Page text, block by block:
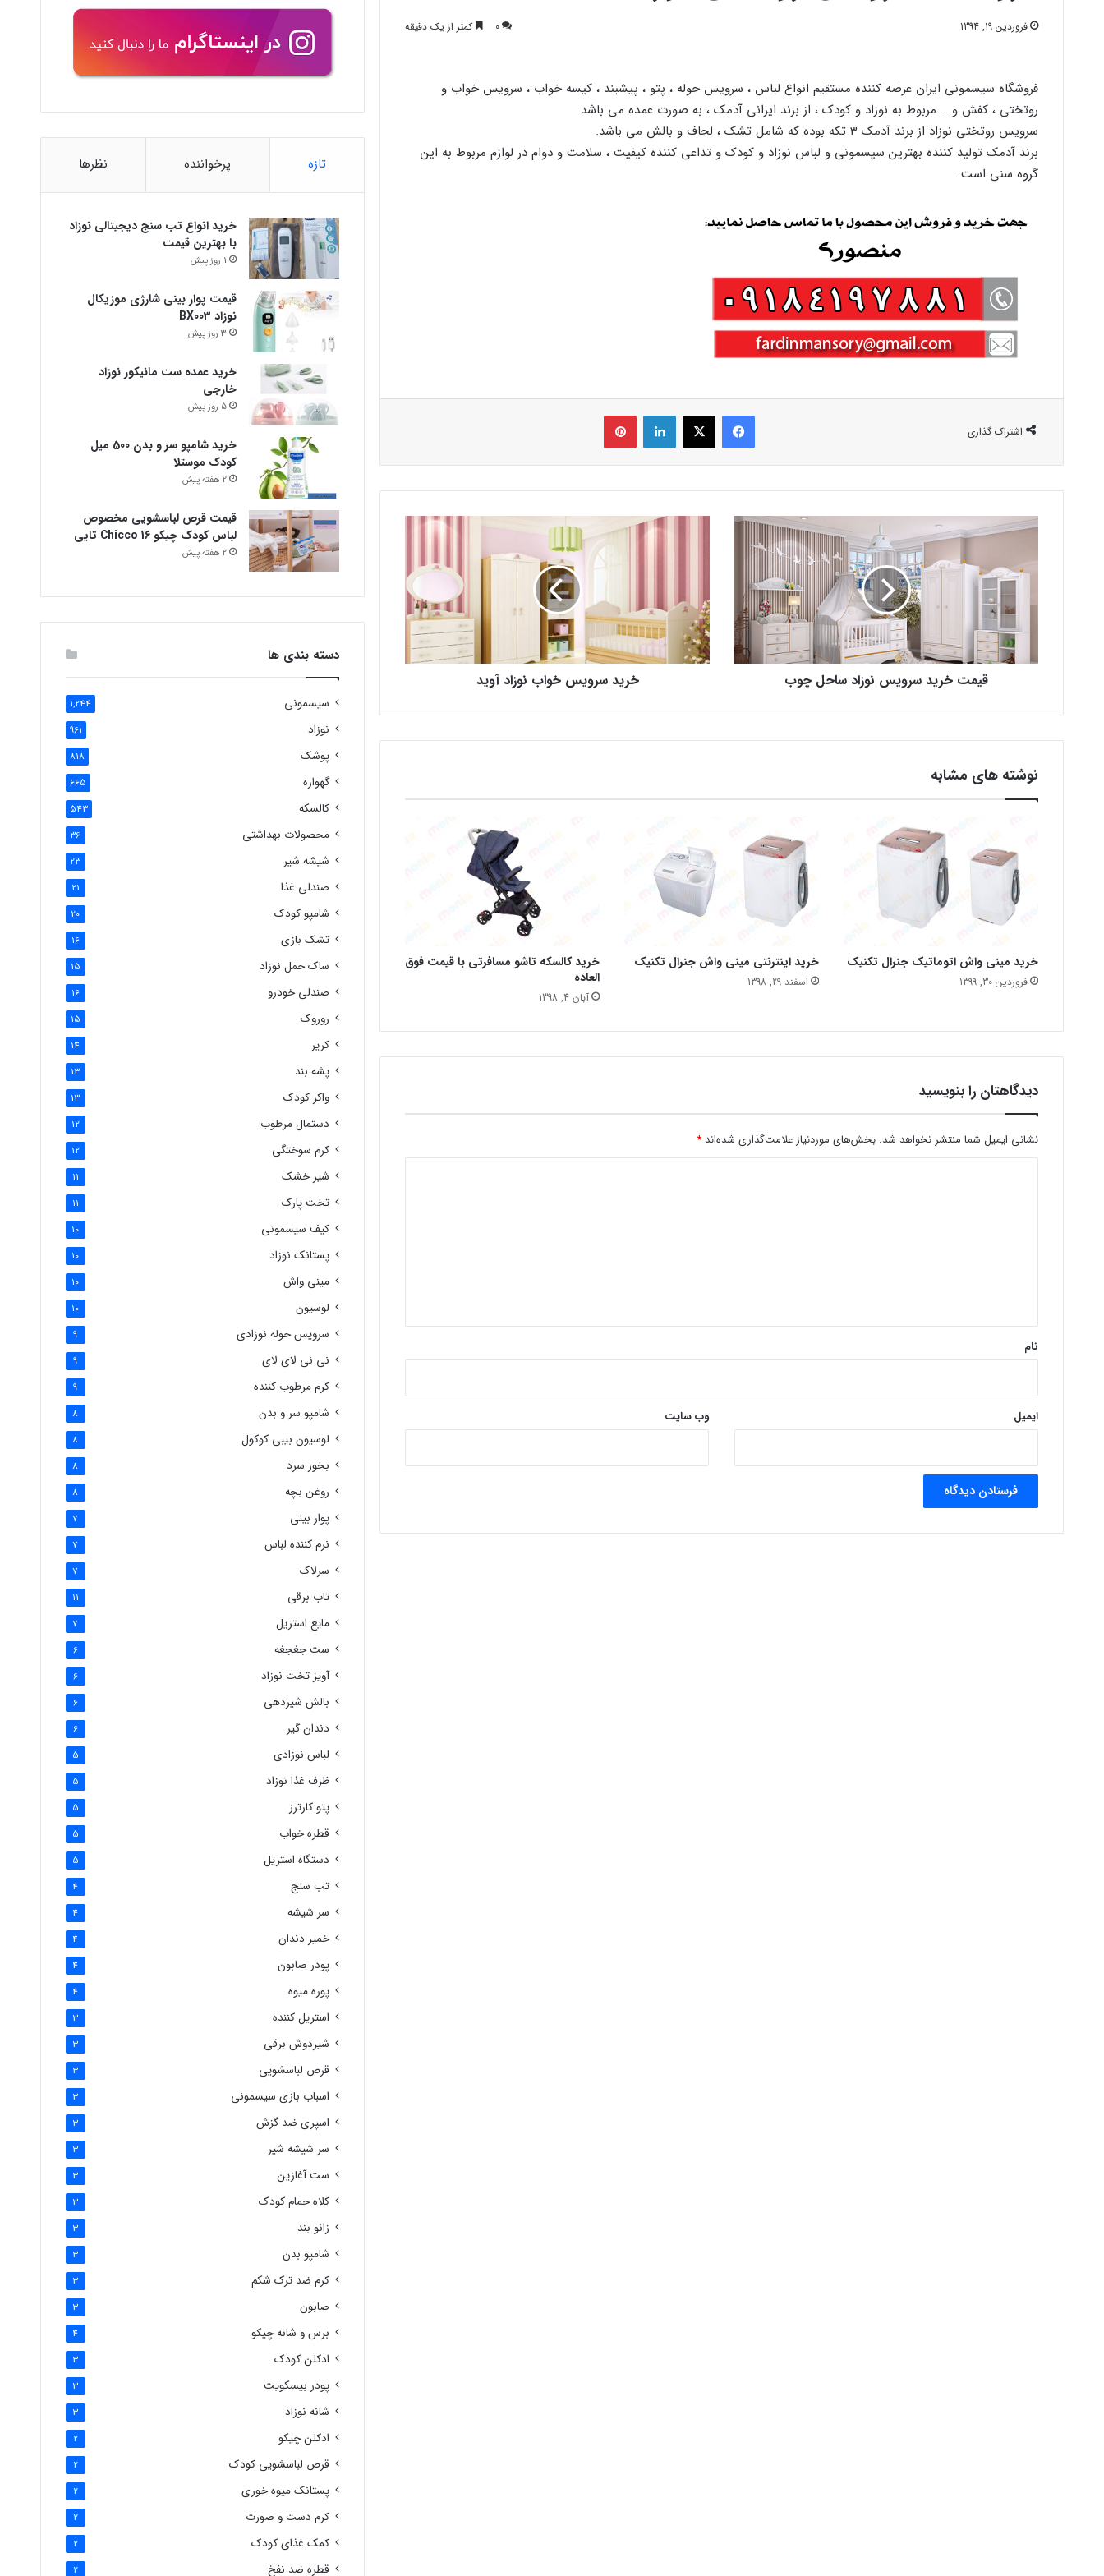
فروردین 19, 1394 0 کمتر از یک دقیقه
فروشگاه سیسمونی ایران عرضه کننده مستقیم انواع لباس ، سرویس حوله ، پتو ، پیشبند ، کیسه خواب ، سرویس خواب و
روتختی ، کفش و … مربوط به نوزاد و کودک ، از برند ایرانی آدمک ، به صورت عمده می باشد.
سرویس روتختی نوزاد از برند آدمک 3 تکه بوده که شامل تشک ، لحاف و بالش می باشد.
برند آدمک تولید کننده بهترین سیسمونی و لباس نوزاد و کودک و تداعی کننده کیفیت ، سلامت و دوام در لوازم مربوط به این
گروه سنی است.
اشتراک گذاری
فیس بوک X لینکدین ‫پین‌ترست
قیمت خرید سرویس نوزاد ساحل چوب خرید سرویس خواب نوزاد آوید
نوشته های مشابه
خرید مینی واش اتوماتیک جنرال تکنیک
فروردین 30, 1399
خرید اینترنتی مینی واش جنرال تکنیک
اسفند 29, 1398
خرید کالسکه تاشو مسافرتی با قیمت فوق
العاده
آبان 4, 1398
دیدگاهتان را بنویسید
نشانی ایمیل شما منتشر نخواهد شد. بخش‌های موردنیاز علامت‌گذاری شده‌اند *
نام
ایمیل وب‌ سایت
تازه پرخواننده نظرها
خرید انواع تب سنج دیجیتالی نوزاد
با بهترین قیمت
1 روز پیش
قیمت پوار بینی شارژی موزیکال
نوزاد BX003
3 روز پیش
خرید عمده ست مانیکور نوزاد
خارجی
5 روز پیش
خرید شامپو سر و بدن 500 میل
کودک موستلا
2 هفته پیش
قیمت قرص لباسشویی مخصوص
لباس کودک چیکو Chicco 16 تایی
2 هفته پیش
دسته بندی ها
سیسمونی 1,244
نوزاد 961
پوشک 818
گهواره 665
کالسکه 543
محصولات بهداشتی 36
شیشه شیر 23
صندلی غذا 21
شامپو کودک 20
تشک بازی 16
ساک حمل نوزاد 15
صندلی خودرو 16
روروک 15
کریر 14
پشه بند 13
واکر کودک 13
دستمال مرطوب 12
کرم سوختگی 12
شیر خشک 11
تخت پارک 11
کیف سیسمونی 10
پستانک نوزاد 10
مینی واش 10
لوسیون 10
سرویس حوله نوزادی 9
نی نی لای لای 9
کرم مرطوب کننده 9
شامپو سر و بدن 8
لوسیون بیبی کوکول 8
بخور سرد 8
روغن بچه 8
پوار بینی 7
نرم کننده لباس 7
سرلاک 7
تاب برقی 11
مایع استریل 7
ست جغجغه 6
آویز تخت نوزاد 6
بالش شیردهی 6
دندان گیر 6
لباس نوزادی 5
ظرف غذا نوزاد 5
پتو کارترز 5
قطره خواب 5
دستگاه استریل 5
تب سنج 4
سر شیشه 4
خمیر دندان 4
پودر صابون 4
پوره میوه 4
استریل کننده 3
شیردوش برقی 3
قرص لباسشویی 3
اسباب بازی سیسمونی 3
اسپری ضد گزش 3
سر شیشه شیر 3
ست آغازین 3
کلاه حمام کودک 3
زانو بند 3
شامپو بدن 3
کرم ضد ترک شکم 3
صابون 3
برس و شانه چیکو 4
ادکلن کودک 3
پودر بیسکویت 3
شانه نوزاذ 3
ادکلن چیکو 2
قرص لباسشویی کودک 2
پستانک میوه خوری 2
کرم دست و صورت 2
کمک غذای کودک 2
قطره ضد نفخ 2